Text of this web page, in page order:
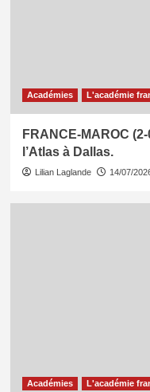
Académies L'académie
FRANCE-MAROC
l’Atlas à Dallas.
Lilian Laglande 14/07/
Académies L'académie